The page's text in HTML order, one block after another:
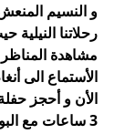
و النسيم
رحلاتنا
مشاهدة المناظر
الأستماع الى
الأن و أحجز
3 ساعات مع